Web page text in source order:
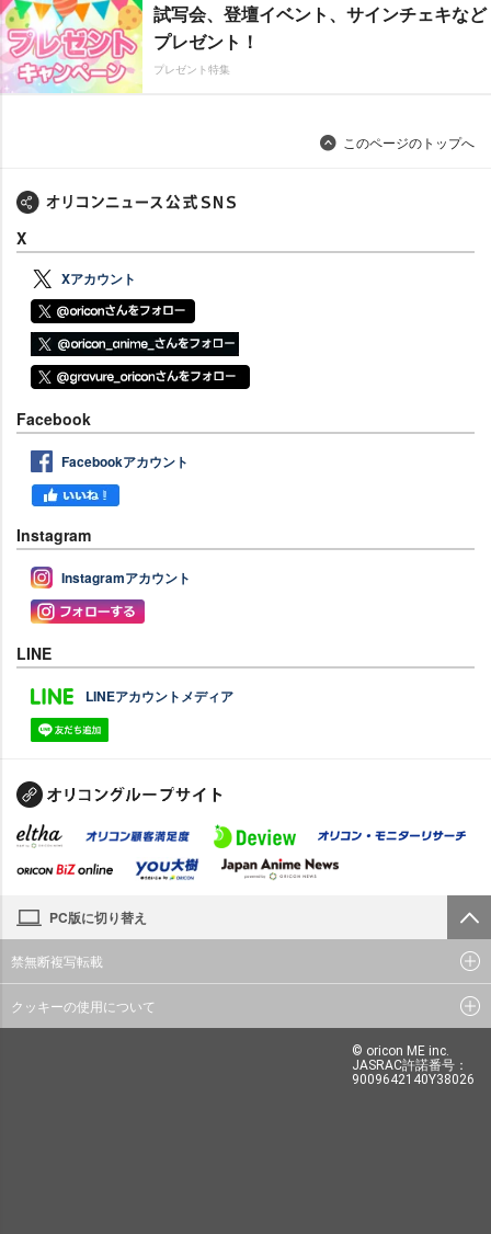
試写会、登壇イベント、サインチェキなど
プレゼント！
プレゼント特集
このページのトップへ
X
Xアカウント
Facebook
Facebookアカウント
Instagram
Instagramアカウント
LINE
LINEアカウントメディア
PC版に切り替え
禁無断複写転載
クッキーの使用について
© oricon ME inc.
JASRAC許諾番号：
9009642140Y38026